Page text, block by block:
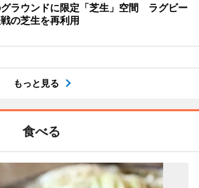
ラウンドに限定「芝生」空間 ラグビー
の芝生を再利用
もっと見る
食べる